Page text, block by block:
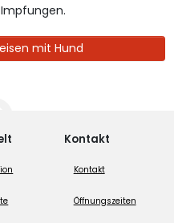
mit Hund
Kontakt
Kontakt
Öffnungszeiten